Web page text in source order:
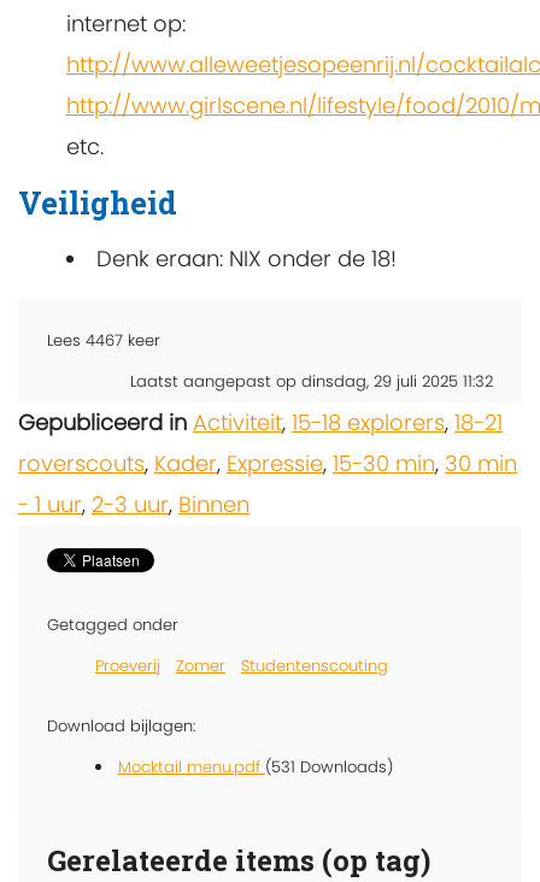
internet op:
http://www.alleweetjesopeenrij.nl/
http://www.girlscene.nl/lifestyle/food/2010/
etc.
Veiligheid
Denk eraan: NIX onder de 18!
Lees 4467 keer
Laatst aangepast op dinsdag, 29 juli 2025 11:32
Gepubliceerd in Activiteit, 15-18 explorers, 18-21
roverscouts, Kader, Expressie, 15-30 min, 30 min
- 1 uur, 2-3 uur, Binnen
Getagged onder
Proeverij
Zomer Studentenscouting
Download bijlagen:
Mocktail menu.pdf (531 Downloads)
Gerelateerde items (op tag)